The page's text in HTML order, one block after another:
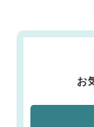
お